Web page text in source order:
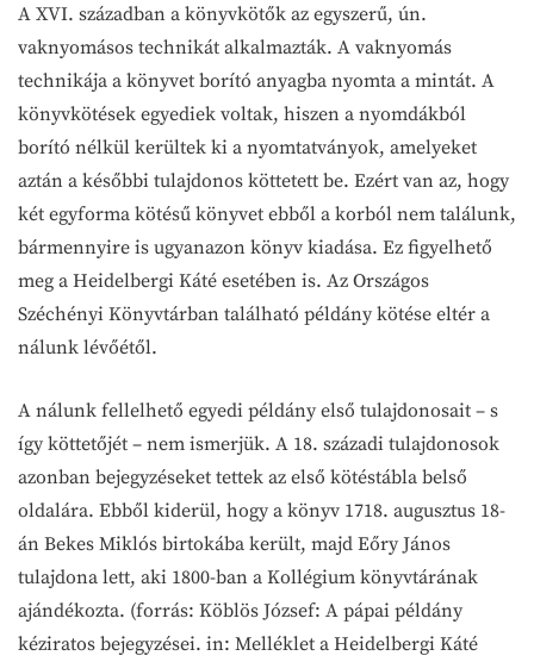
A XVI. században a könyvkötők az egyszerű, ún.
vaknyomásos technikát alkalmazták. A vaknyomás
technikája a könyvet borító anyagba nyomta a mintát. A
könyvkötések egyediek voltak, hiszen a nyomdákból
borító nélkül kerültek ki a nyomtatványok, amelyeket
aztán a későbbi tulajdonos köttetett be. Ezért van az, hogy
két egyforma kötésű könyvet ebből a korból nem találunk,
bármennyire is ugyanazon könyv kiadása. Ez figyelhető
meg a Heidelbergi Káté esetében is. Az Országos
Széchényi Könyvtárban található példány kötése eltér a
nálunk lévőétől.
A nálunk fellelhető egyedi példány első tulajdonosait – s
így köttetőjét – nem ismerjük. A 18. századi tulajdonosok
azonban bejegyzéseket tettek az első kötéstábla belső
oldalára. Ebből kiderül, hogy a könyv 1718. augusztus 18-
án Bekes Miklós birtokába került, majd Eőry János
tulajdona lett, aki 1800-ban a Kollégium könyvtárának
ajándékozta. (forrás: Köblös József: A pápai példány
kéziratos bejegyzései. in: Melléklet a Heidelbergi Káté